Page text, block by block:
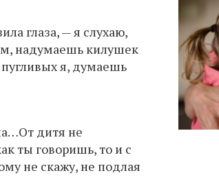
глаза, — я слухаю,
надумаешь килушек
я, думаешь
дитя не
ты говоришь, то и с
не скажу, не подлая